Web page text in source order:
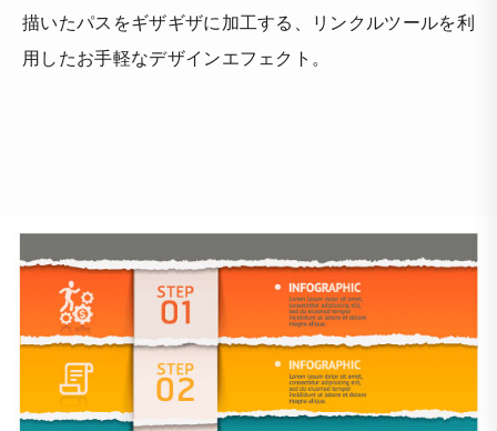
描いたパスをギザギザに加工する、リンクルツールを利
用したお手軽なデザインエフェクト。